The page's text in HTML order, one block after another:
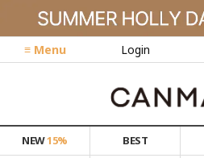
≡ Menu Login
NEW15% BEST